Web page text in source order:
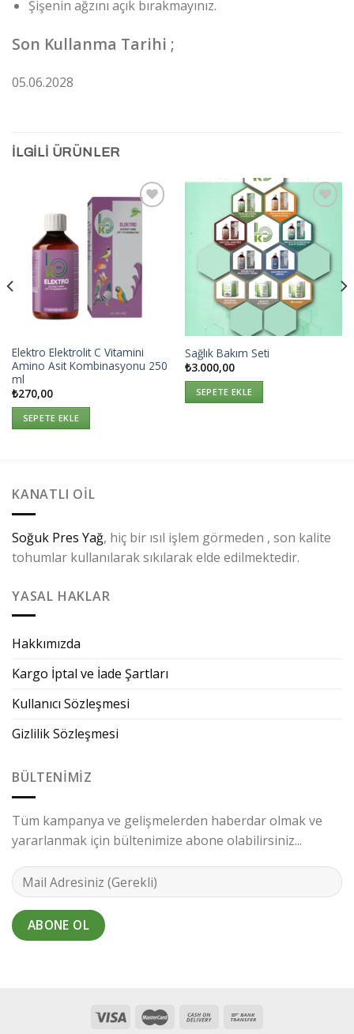
Şişenin ağzını açık bırakmayınız.
Son Kullanma Tarihi ;
05.06.2028
İLGILI ÜRÜNLER
Ekle
Elektro Elektrolit C Vitamini
Amino Asit Kombinasyonu 250
ml
₺270,00
SEPETE EKLE
İstek
Listeme
Sağlık Bakım Seti
₺3.000,00
SEPETE EKLE
KANATLI OIL
Soğuk Pres Yağ, hiç bir ısıl işlem görmeden , son kalite
tohumlar kullanılarak sıkılarak elde edilmektedir.
YASAL HAKLAR
Hakkımızda
Kargo İptal ve İade Şartları
Kullanıcı Sözleşmesi
Gizlilik Sözleşmesi
BÜLTENIMIZ
Tüm kampanya ve gelişmelerden haberdar olmak ve
yararlanmak için bültenimize abone olabilirsiniz...